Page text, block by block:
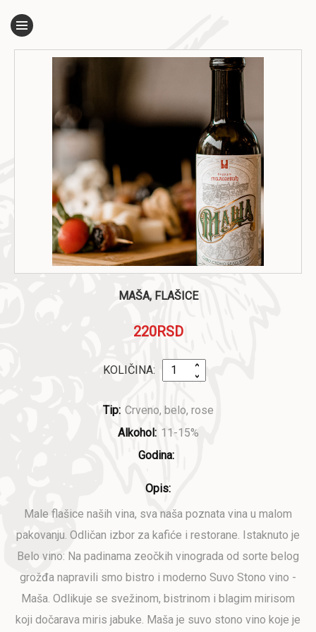
MAŠA, FLAŠICE
220RSD
KOLIČINA:
Tip: Crveno, belo, rose
Alkohol: 11-15%
Godina:
Opis:
Male flašice naših vina, sva naša poznata vina u malom
pakovanju. Odličan izbor za kafiće i restorane. Istaknuto je
Belo vino: Na padinama zeočkih vinograda od sorte belog
grožđa napravili smo bistro i moderno Suvo Stono vino -
Maša. Odlikuje se svežinom, bistrinom i blagim mirisom
koji dočarava miris jabuke. Maša je suvo stono vino koje je